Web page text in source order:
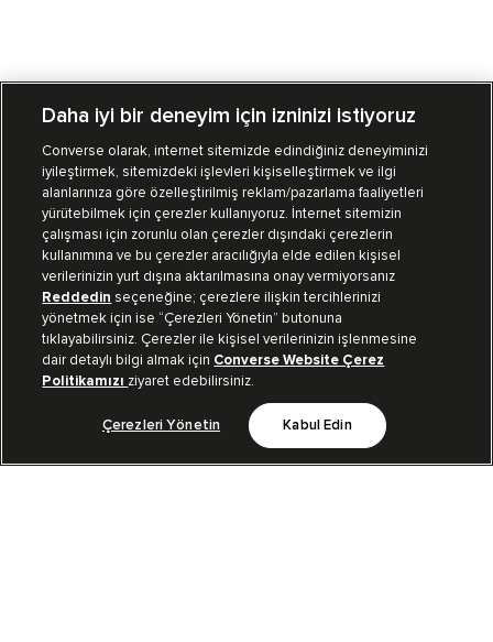
Mağazalarımız Sipariş Takibi
Müşteri İlişkileri
Koleksiyon
Kurumsal
Bizi Takip Et
Daha iyi bir deneyim için izninizi istiyoruz
Converse olarak, internet sitemizde edindiğiniz deneyiminizi
iyileştirmek, sitemizdeki işlevleri kişiselleştirmek ve ilgi
alanlarınıza göre özelleştirilmiş reklam/pazarlama faaliyetleri
yürütebilmek için çerezler kullanıyoruz. İnternet sitemizin
çalışması için zorunlu olan çerezler dışındaki çerezlerin
kullanımına ve bu çerezler aracılığıyla elde edilen kişisel
verilerinizin yurt dışına aktarılmasına onay vermiyorsanız
Reddedin seçeneğine; çerezlere ilişkin tercihlerinizi
yönetmek için ise “Çerezleri Yönetin” butonuna
tıklayabilirsiniz. Çerezler ile kişisel verilerinizin işlenmesine
dair detaylı bilgi almak için Converse Website Çerez
Politikamızı ziyaret edebilirsiniz.
Çerezleri Yönetin Kabul Edin